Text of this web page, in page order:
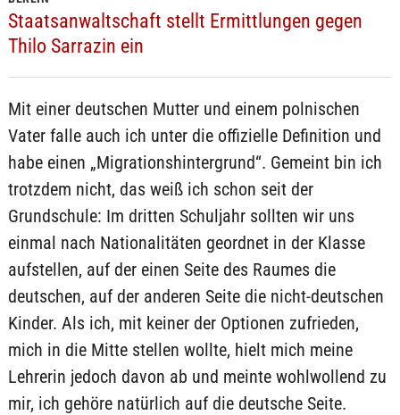
Staatsanwaltschaft stellt Ermittlungen gegen
Thilo Sarrazin ein
Mit einer deutschen Mutter und einem polnischen
Vater falle auch ich unter die offizielle Definition und
habe einen „Migrationshintergrund“. Gemeint bin ich
trotzdem nicht, das weiß ich schon seit der
Grundschule: Im dritten Schuljahr sollten wir uns
einmal nach Nationalitäten geordnet in der Klasse
aufstellen, auf der einen Seite des Raumes die
deutschen, auf der anderen Seite die nicht-deutschen
Kinder. Als ich, mit keiner der Optionen zufrieden,
mich in die Mitte stellen wollte, hielt mich meine
Lehrerin jedoch davon ab und meinte wohlwollend zu
mir, ich gehöre natürlich auf die deutsche Seite.